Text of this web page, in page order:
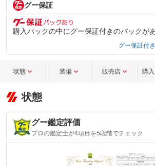
グー保証
購入パックの中にグー保証付きのパックが
グー保証付
状態 装備 販売店 購
状態
グー鑑定評価
プロの鑑定士が4項目を5段階でチェック